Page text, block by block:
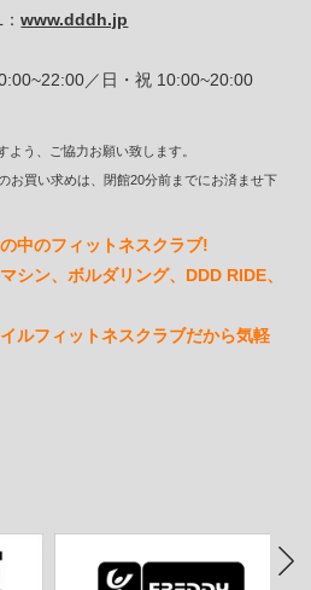
：www.dddh.jp
／日・祝 10:00~20:00
う、ご協力お願い致します。
お買い求めは、閉館20分前までにお済ませ下
中のフィットネスクラブ!
シン、ボルダリング、DDD RIDE、
ルフィットネスクラブだから気軽